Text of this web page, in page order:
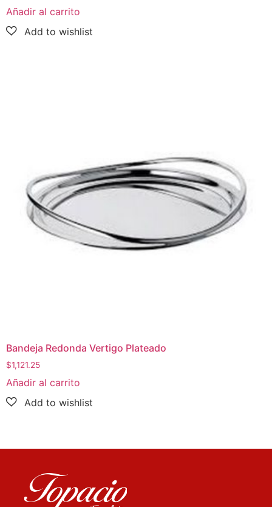
Añadir al carrito
Bandeja Redonda Vertigo Plateado
$1,121.25
Añadir al carrito